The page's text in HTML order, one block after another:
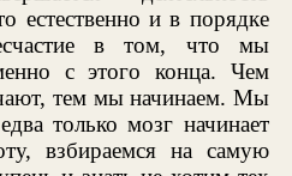
естественно и в порядке
в том, что мы
с этого конца. Чем
тем мы начинаем. Мы
только мозг начинает
взбираемся на самую